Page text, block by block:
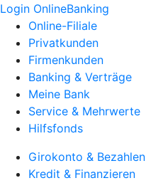
Login OnlineBanking
Online-Filiale
Privatkunden
Firmenkunden
Banking & Verträge
Meine Bank
Service & Mehrwerte
Hilfsfonds
Girokonto & Bezahlen
Kredit & Finanzieren